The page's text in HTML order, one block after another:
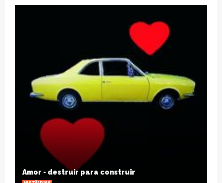
Joelho estalando, por que isso acontece?
SAÃºDE